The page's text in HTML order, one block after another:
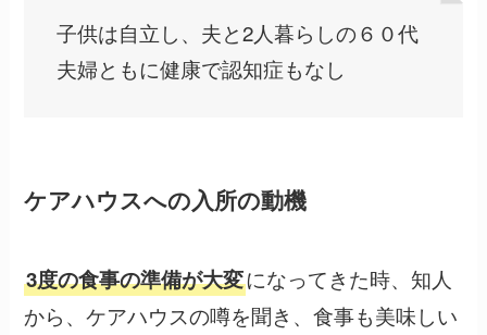
子供は自立し、夫と2人暮らしの６０代
夫婦ともに健康で認知症もなし
ケアハウスへの入所の動機
3度の食事の準備が大変になってきた時、知人
から、ケアハウスの噂を聞き、食事も美味しい